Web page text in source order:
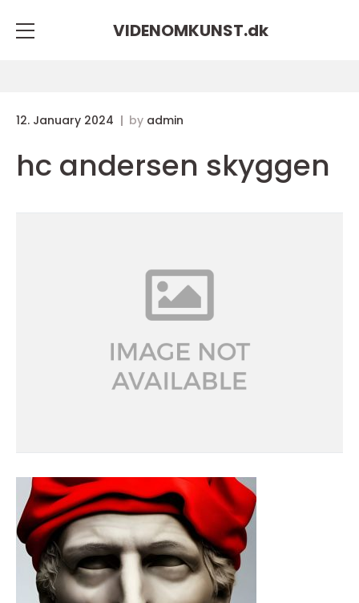
VIDENOMKUNST.dk
12. January 2024 by admin
hc andersen skyggen